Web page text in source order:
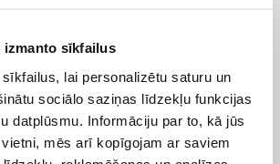
izmanto sīkfailus
lai personalizētu saturu un
sociālo saziņas līdzekļu funkcijas
datplūsmu. Informāciju par to, kā jūs
mēs arī kopīgojam ar saviem
MSI
AI Copilot + PC